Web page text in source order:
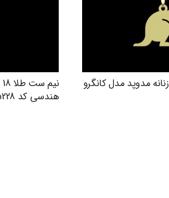
18 عیار زنانه مدوپد مدل کانگرو
هندسی کد NA15228